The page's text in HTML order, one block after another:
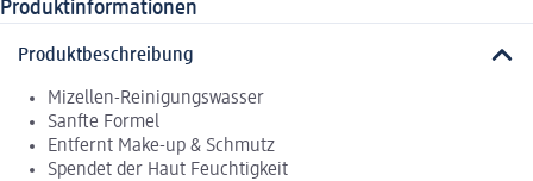
Produktinformationen
Produktbeschreibung
Mizellen-Reinigungswasser
Sanfte Formel
Entfernt Make-up & Schmutz
Spendet der Haut Feuchtigkeit